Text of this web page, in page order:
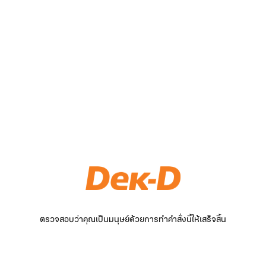
ตรวจสอบว่าคุณเป็นมนุษย์ด้วยการทำคำสั่งนี้ให้เสร็จสิ้น